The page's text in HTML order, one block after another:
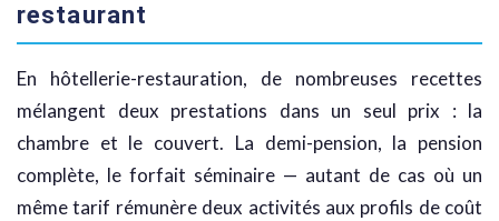
restaurant
En hôtellerie-restauration, de nombreuses recettes
mélangent deux prestations dans un seul prix : la
chambre et le couvert. La demi-pension, la pension
complète, le forfait séminaire — autant de cas où un
même tarif rémunère deux activités aux profils de coût